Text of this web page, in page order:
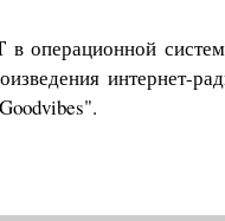
в операционной
интернет-